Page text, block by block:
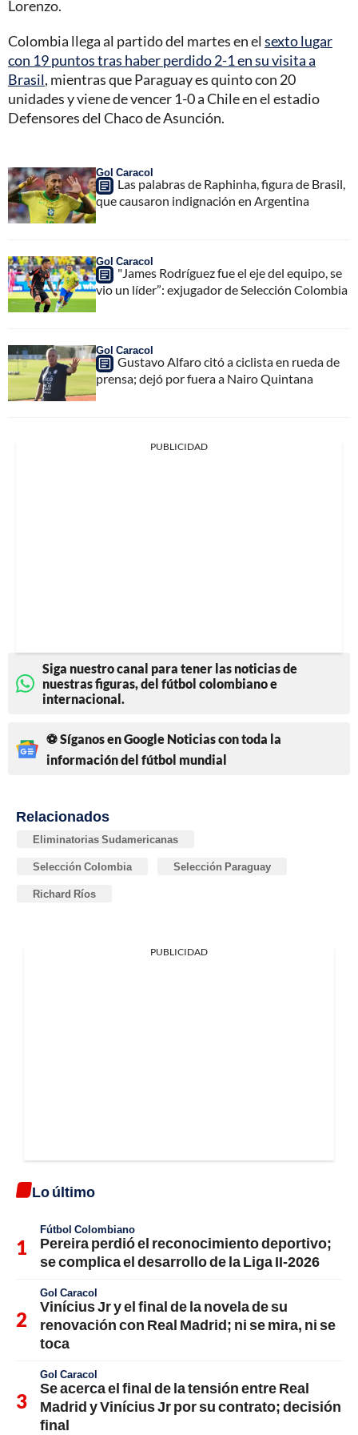
Lorenzo.
Colombia llega al partido del martes en el sexto lugar
con 19 puntos tras haber perdido 2-1 en su visita a
Brasil, mientras que Paraguay es quinto con 20
unidades y viene de vencer 1-0 a Chile en el estadio
Defensores del Chaco de Asunción.
Gol Caracol
Las palabras de Raphinha, figura de Brasil,
que causaron indignación en Argentina
Gol Caracol
"James Rodríguez fue el eje del equipo, se
vio un líder”: exjugador de Selección Colombia
Gol Caracol
Gustavo Alfaro citó a ciclista en rueda de
prensa; dejó por fuera a Nairo Quintana
PUBLICIDAD
Siga nuestro canal para tener las noticias de
nuestras figuras, del fútbol colombiano e
internacional.
⚽ Síganos en Google Noticias con toda la
información del fútbol mundial
Relacionados
Eliminatorias Sudamericanas
Selección Colombia Selección Paraguay
Richard Ríos
PUBLICIDAD
Lo último
Fútbol Colombiano
Pereira perdió el reconocimiento deportivo;
se complica el desarrollo de la Liga II-2026
Gol Caracol
Vinícius Jr y el final de la novela de su
renovación con Real Madrid; ni se mira, ni se
toca
Gol Caracol
Se acerca el final de la tensión entre Real
Madrid y Vinícius Jr por su contrato; decisión
final